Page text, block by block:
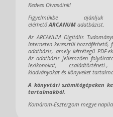
Kedves Olvasóink!
Figyelmükbe
elérhető ARCANUM adatbázist.
Az ARCANUM Digitális
Interneten keresztül
adatbázis, amely kétrétegű PDF-
Az adatbázis jellemzően
lexikonokat,
kiadványokat és könyveket
A könyvtári számítógépeken
tartalmakból.
Komárom-Esztergom megye